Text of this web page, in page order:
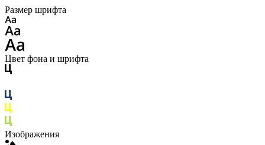
Размер шрифта
Цвет фона и шрифта
Изображения